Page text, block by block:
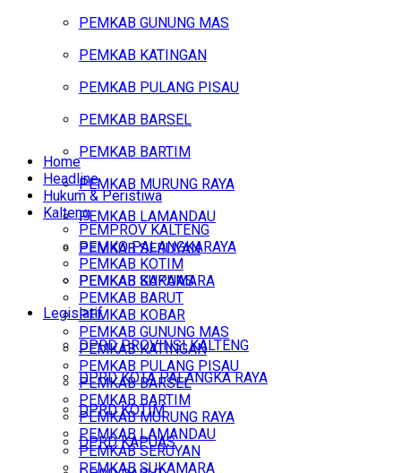
PEMKAB GUNUNG MAS
PEMKAB KATINGAN
PEMKAB PULANG PISAU
PEMKAB BARSEL
PEMKAB BARTIM
PEMKAB MURUNG RAYA
PEMKAB LAMANDAU
PEMKAB SERUYAN
PEMKAB SUKAMARA
Legislatif
DPRD PROVINSI KALTENG
DPRD KOTA PALANGKA RAYA
DPRD KOTIM
DPRD KAPUAS
Home
Headline
Hukum & Peristiwa
Kalteng
PEMPROV KALTENG
PEMKO PALANGKARAYA
PEMKAB KOTIM
PEMKAB KAPUAS
PEMKAB BARUT
PEMKAB KOBAR
PEMKAB GUNUNG MAS
PEMKAB KATINGAN
PEMKAB PULANG PISAU
PEMKAB BARSEL
PEMKAB BARTIM
PEMKAB MURUNG RAYA
PEMKAB LAMANDAU
PEMKAB SERUYAN
PEMKAB SUKAMARA